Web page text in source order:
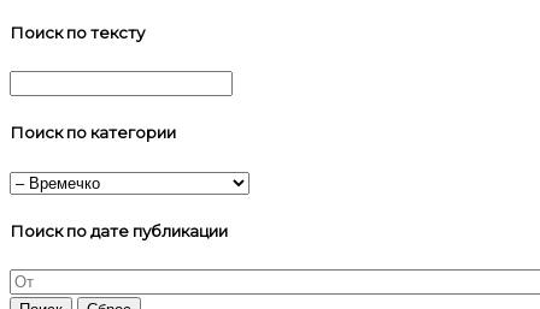
Поиск по тексту
Поиск по категории
Поиск по дате публикации